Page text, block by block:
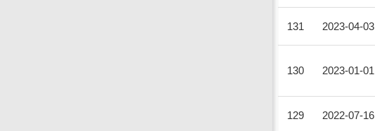
131 2023-04-03
130 2023-01-01
129 2022-07-16